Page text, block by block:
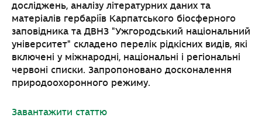
досліджень, аналізу літературних даних та
матеріалів гербаріїв Карпатського біосферного
заповідника та ДВНЗ "Ужгородський національний
університет" складено перелік рідкісних видів, які
включені у міжнародні, національні і регіональні
червоні списки. Запропоновано досконалення
природоохоронного режиму.
Завантажити статтю